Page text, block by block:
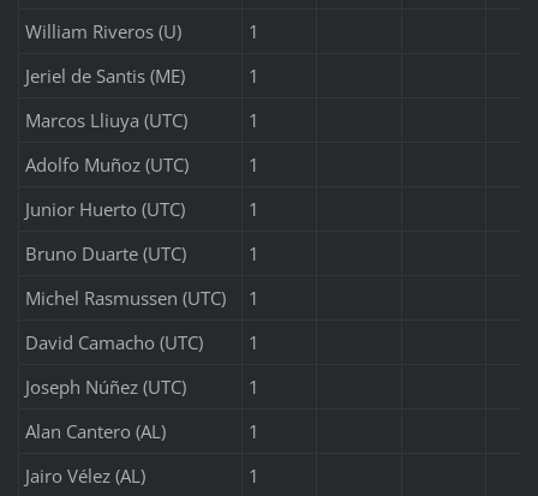
William Riveros (U)
1
Jeriel de Santis (ME)
1
Marcos Lliuya (UTC)
1
Adolfo Muñoz (UTC)
1
Junior Huerto (UTC)
1
Bruno Duarte (UTC)
1
Michel Rasmussen (UTC)
1
David Camacho (UTC)
1
Joseph Núñez (UTC)
1
Alan Cantero (AL)
1
Jairo Vélez (AL)
1